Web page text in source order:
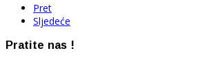
Pret
Sljedeće
Pratite nas !